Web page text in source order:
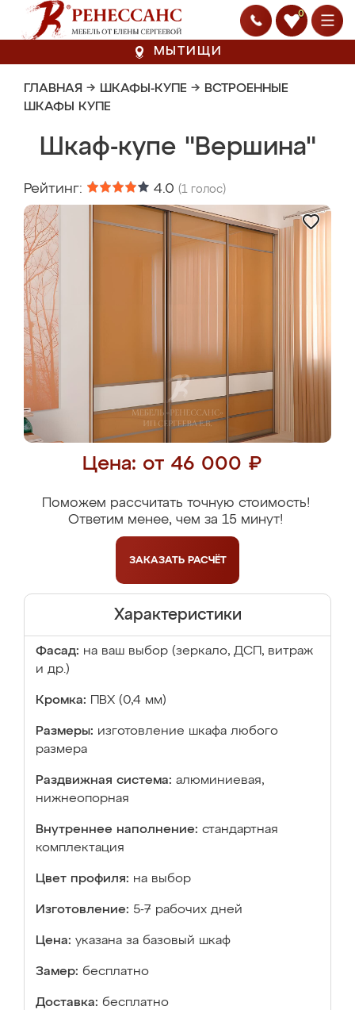
0
МЫТИЩИ
ГЛАВНАЯ → ШКАФЫ-КУПЕ → ВСТРОЕННЫЕ
ШКАФЫ КУПЕ
Шкаф-купе "Вершина"
Рейтинг: 4.0 (1 голос)
Цена: от 46 000 ₽
Поможем рассчитать точную стоимость!
Ответим менее, чем за 15 минут!
ЗАКАЗАТЬ РАСЧЁТ
Характеристики
Фасад: на ваш выбор (зеркало, ДСП, витраж
и др.)
Кромка: ПВХ (0,4 мм)
Размеры: изготовление шкафа любого
размера
Раздвижная система: алюминиевая,
нижнеопорная
Внутреннее наполнение: стандартная
комплектация
Цвет профиля: на выбор
Изготовление: 5-7 рабочих дней
Цена: указана за базовый шкаф
Замер: бесплатно
Доставка: бесплатно